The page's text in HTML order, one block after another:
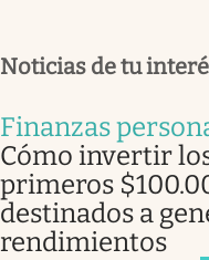
Noticias de tu
Finanzas
Cómo invertir
primeros
destinados a
rendimientos